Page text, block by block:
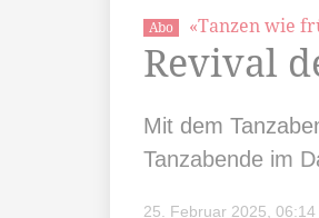
Abo «Tanzen wie
Revival
Mit dem
Tanzabende im
25. Februar 2025, 06:14